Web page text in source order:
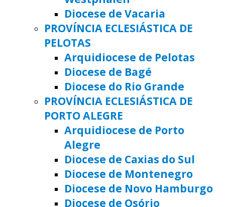
Diocese de Vacaria
PROVÍNCIA ECLESIÁSTICA DE
PELOTAS
Arquidiocese de Pelotas
Diocese de Bagé
Diocese do Rio Grande
PROVÍNCIA ECLESIÁSTICA DE
PORTO ALEGRE
Arquidiocese de Porto
Alegre
Diocese de Caxias do Sul
Diocese de Montenegro
Diocese de Novo Hamburgo
Diocese de Osório